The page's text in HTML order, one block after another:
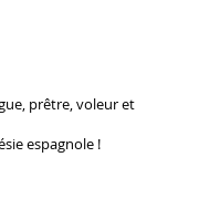
prêtre, voleur et
espagnole !